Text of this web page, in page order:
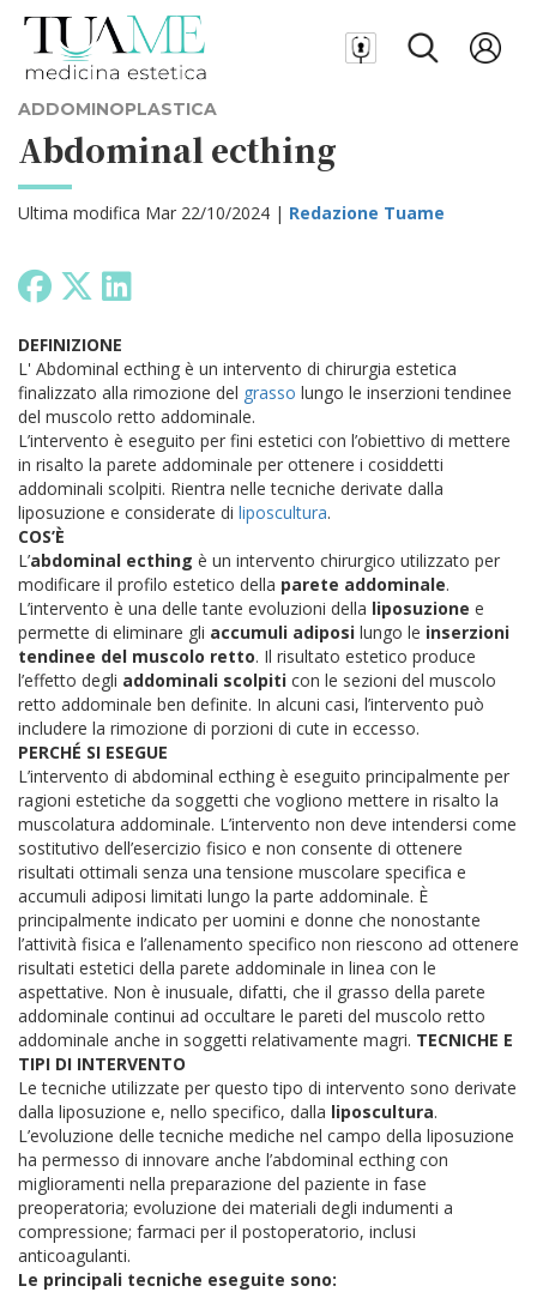
ADDOMINOPLASTICA
Abdominal ecthing
Ultima modifica Mar 22/10/2024 | Redazione Tuame
DEFINIZIONE
L' Abdominal ecthing è un intervento di chirurgia estetica
finalizzato alla rimozione del grasso lungo le inserzioni tendinee
del muscolo retto addominale.
L’intervento è eseguito per fini estetici con l’obiettivo di mettere
in risalto la parete addominale per ottenere i cosiddetti
addominali scolpiti. Rientra nelle tecniche derivate dalla
liposuzione e considerate di liposcultura.
COS’È
L’abdominal ecthing è un intervento chirurgico utilizzato per
modificare il profilo estetico della parete addominale.
L’intervento è una delle tante evoluzioni della liposuzione e
permette di eliminare gli accumuli adiposi lungo le inserzioni
tendinee del muscolo retto. Il risultato estetico produce
l’effetto degli addominali scolpiti con le sezioni del muscolo
retto addominale ben definite. In alcuni casi, l’intervento può
includere la rimozione di porzioni di cute in eccesso.
PERCHÉ SI ESEGUE
L’intervento di abdominal ecthing è eseguito principalmente per
ragioni estetiche da soggetti che vogliono mettere in risalto la
muscolatura addominale. L’intervento non deve intendersi come
sostitutivo dell’esercizio fisico e non consente di ottenere
risultati ottimali senza una tensione muscolare specifica e
accumuli adiposi limitati lungo la parte addominale. È
principalmente indicato per uomini e donne che nonostante
l’attività fisica e l’allenamento specifico non riescono ad ottenere
risultati estetici della parete addominale in linea con le
aspettative. Non è inusuale, difatti, che il grasso della parete
addominale continui ad occultare le pareti del muscolo retto
addominale anche in soggetti relativamente magri. TECNICHE E
TIPI DI INTERVENTO
Le tecniche utilizzate per questo tipo di intervento sono derivate
dalla liposuzione e, nello specifico, dalla liposcultura.
L’evoluzione delle tecniche mediche nel campo della liposuzione
ha permesso di innovare anche l’abdominal ecthing con
miglioramenti nella preparazione del paziente in fase
preoperatoria; evoluzione dei materiali degli indumenti a
compressione; farmaci per il postoperatorio, inclusi
anticoagulanti.
Le principali tecniche eseguite sono: